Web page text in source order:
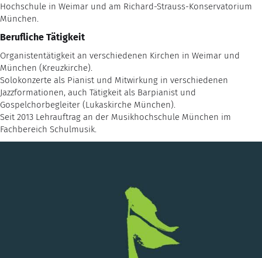
Hochschule in Weimar und am Richard-Strauss-Konservatorium
München.
Berufliche Tätigkeit
Organistentätigkeit an verschiedenen Kirchen in Weimar und
München (Kreuzkirche).
Solokonzerte als Pianist und Mitwirkung in verschiedenen
Jazzformationen, auch Tätigkeit als Barpianist und
Gospelchorbegleiter (Lukaskirche München).
Seit 2013 Lehrauftrag an der Musikhochschule München im
Fachbereich Schulmusik.